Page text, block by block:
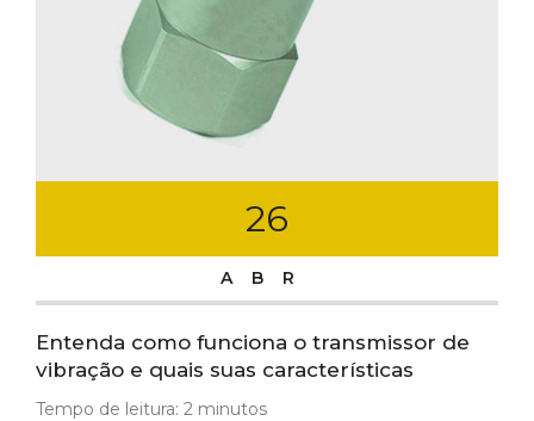
26
ABR
Entenda como funciona o transmissor de
vibração e quais suas características
Tempo de leitura: 2 minutos